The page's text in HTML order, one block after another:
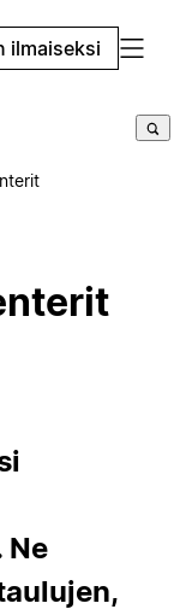
ilmaiseksi
Ne